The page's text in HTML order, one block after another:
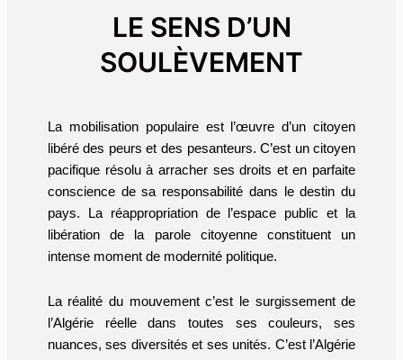
LE SENS D’UN
SOULÈVEMENT
La mobilisation populaire est l’œuvre d’un citoyen
libéré des peurs et des pesanteurs. C’est un citoyen
pacifique résolu à arracher ses droits et en parfaite
conscience de sa responsabilité dans le destin du
pays. La réappropriation de l’espace public et la
libération de la parole citoyenne constituent un
intense moment de modernité politique.
La réalité du mouvement c’est le surgissement de
l’Algérie réelle dans toutes ses couleurs, ses
nuances, ses diversités et ses unités. C’est l’Algérie